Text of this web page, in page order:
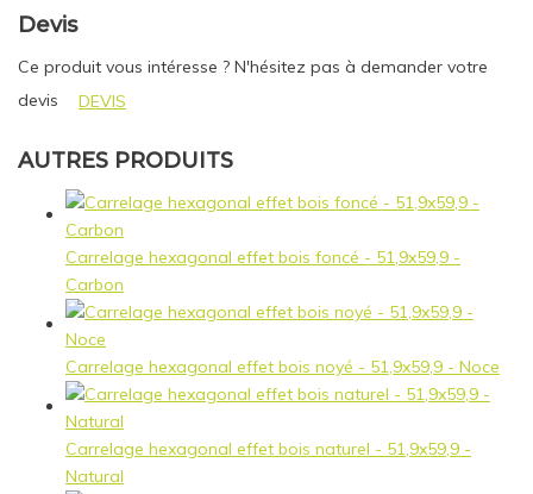
Devis
Ce produit vous intéresse ? N'hésitez pas à demander votre
devis
DEVIS
AUTRES PRODUITS
Carrelage hexagonal effet bois foncé - 51,9x59,9 -
Carbon
Carrelage hexagonal effet bois noyé - 51,9x59,9 - Noce
Carrelage hexagonal effet bois naturel - 51,9x59,9 -
Natural